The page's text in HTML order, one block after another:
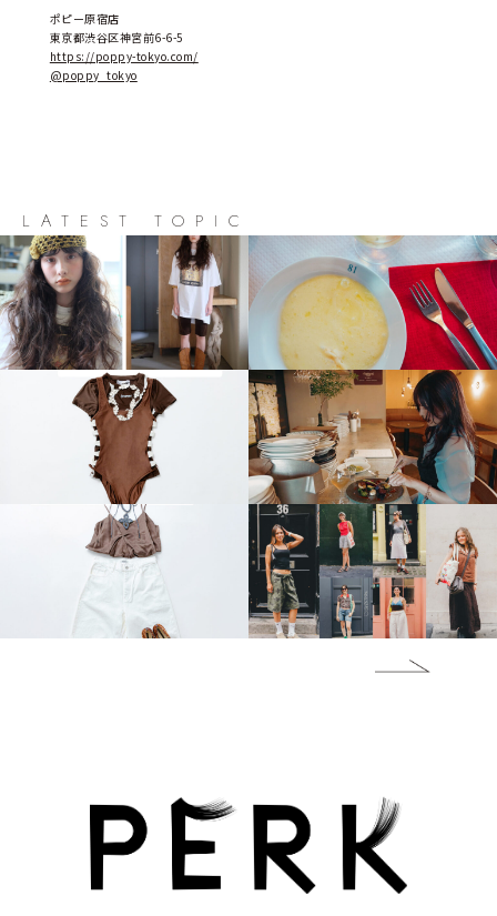
ポピー原宿店
東京都渋谷区神宮前6-6-5
https://poppy-tokyo.com/
@poppy_tokyo
LATEST TOPIC